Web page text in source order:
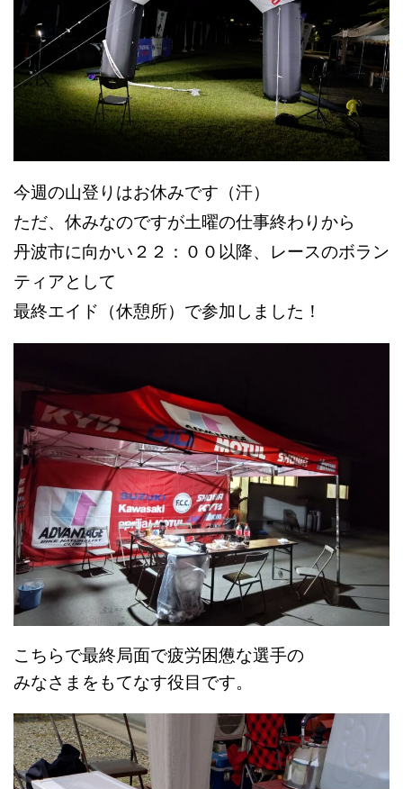
今週の山登りはお休みです（汗）
ただ、休みなのですが土曜の仕事終わりから
丹波市に向かい２２：００以降、 レースのボラン
ティアとして
最終エイド（休憩所）で参加しました！
こちらで最終局面で疲労困憊な選手の
みなさまをもてなす役目です。